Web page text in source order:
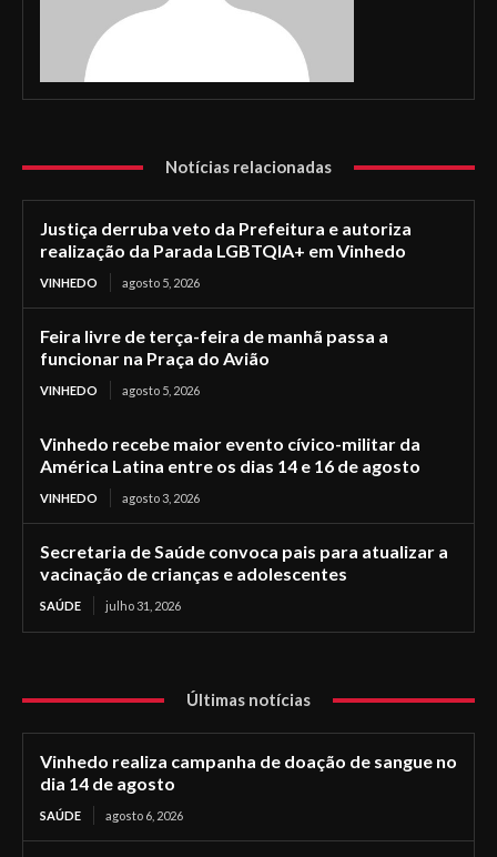
Notícias relacionadas
Justiça derruba veto da Prefeitura e autoriza
realização da Parada LGBTQIA+ em Vinhedo
VINHEDO agosto 5, 2026
Feira livre de terça-feira de manhã passa a
funcionar na Praça do Avião
VINHEDO agosto 5, 2026
Vinhedo recebe maior evento cívico-militar da
América Latina entre os dias 14 e 16 de agosto
VINHEDO agosto 3, 2026
Secretaria de Saúde convoca pais para atualizar a
vacinação de crianças e adolescentes
SAÚDE julho 31, 2026
Últimas notícias
Vinhedo realiza campanha de doação de sangue no
dia 14 de agosto
SAÚDE agosto 6, 2026